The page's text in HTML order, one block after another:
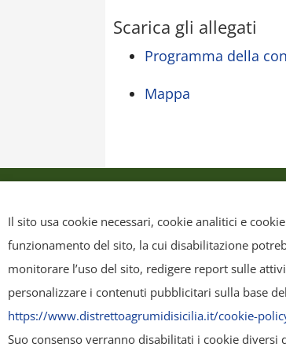
Scarica gli allegati
Programma della
Mappa
Copyright - Tutti i contenuti di questa pagina
riscriverli, commercializzarli, distribuirli,
ridistribuiti, sempre gratuitamente e senza
di Sicilia" come titolare del contenuto. Ogni
Il sito usa cookie necessari, cookie analitici e
funzionamento del sito, la cui disabilitazione
monitorare l’uso del sito, redigere report sulle
personalizzare i contenuti pubblicitari sulla base
https://www.distrettoagrumidisicilia.it/cookie-
Suo consenso verranno disabilitati i cookie diversi